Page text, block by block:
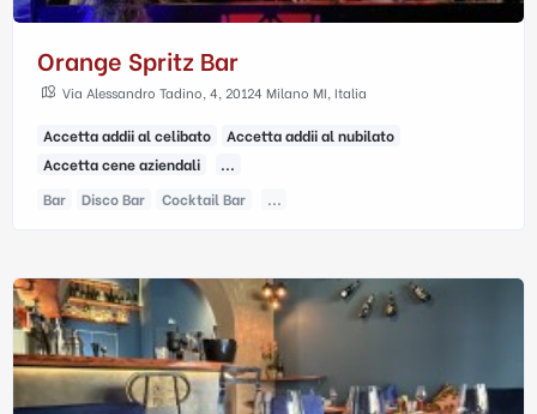
Orange Spritz Bar
Via Alessandro Tadino, 4, 20124 Milano MI, Italia
Accetta addii al celibato
Accetta addii al nubilato
Accetta cene aziendali
...
Bar
Disco Bar Cocktail Bar ...